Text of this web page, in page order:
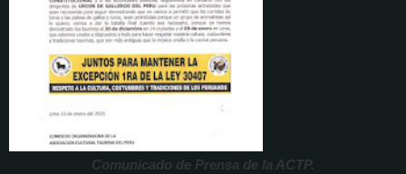
Comunicado de Prensa de la ACTP.